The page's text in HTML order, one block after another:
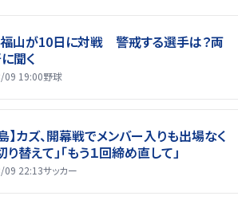
山が10日に対戦 警戒する選手は？両
聞く
09 19:00野球
】カズ、開幕戦でメンバー入りも出場なく
り替えて」「もう１回締め直して」
09 22:13サッカー